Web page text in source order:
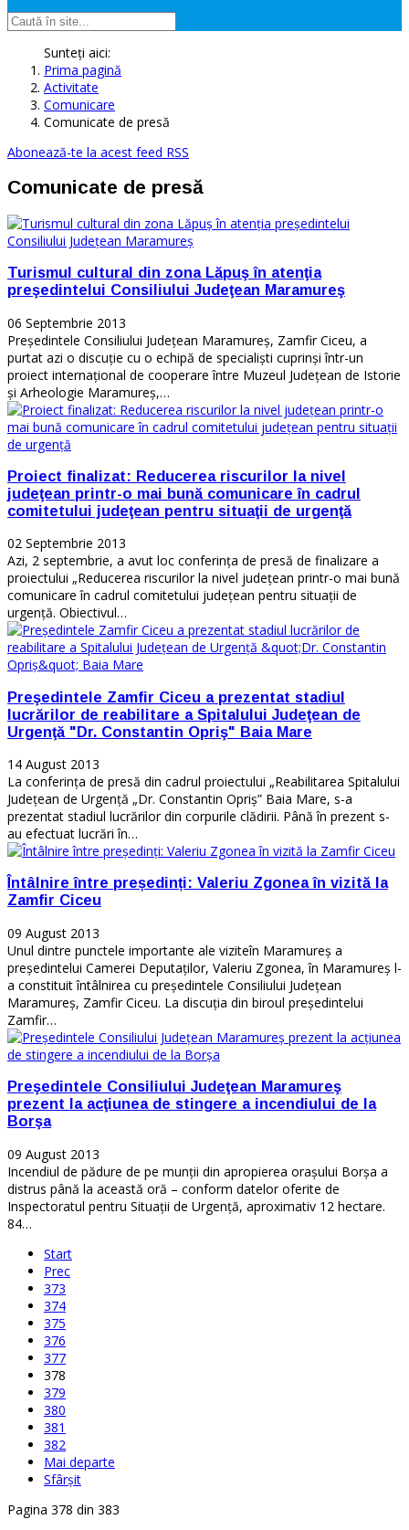
Sunteți aici:
Prima pagină
Activitate
Comunicare
Comunicate de presă
Abonează-te la acest feed RSS
Comunicate de presă
Turismul cultural din zona Lăpuş în atenţia
preşedintelui Consiliului Judeţean Maramureş
06 Septembrie 2013
Preşedintele Consiliului Judeţean Maramureş, Zamfir Ciceu, a
purtat azi o discuţie cu o echipă de specialişti cuprinşi într-un
proiect internaţional de cooperare între Muzeul Judeţean de Istorie
şi Arheologie Maramureş,…
Proiect finalizat: Reducerea riscurilor la nivel
judeţean printr-o mai bună comunicare în cadrul
comitetului judeţean pentru situaţii de urgenţă
02 Septembrie 2013
Azi, 2 septembrie, a avut loc conferinţa de presă de finalizare a
proiectului „Reducerea riscurilor la nivel judeţean printr-o mai bună
comunicare în cadrul comitetului judeţean pentru situaţii de
urgenţă. Obiectivul…
Preşedintele Zamfir Ciceu a prezentat stadiul
lucrărilor de reabilitare a Spitalului Judeţean de
Urgenţă "Dr. Constantin Opriş" Baia Mare
14 August 2013
La conferinţa de presă din cadrul proiectului „Reabilitarea Spitalului
Judeţean de Urgenţă „Dr. Constantin Opriş” Baia Mare, s-a
prezentat stadiul lucrărilor din corpurile clădirii. Până în prezent s-
au efectuat lucrări în…
Întâlnire între președinți: Valeriu Zgonea în vizită la
Zamfir Ciceu
09 August 2013
Unul dintre punctele importante ale viziteîn Maramureș a
președintelui Camerei Deputaților, Valeriu Zgonea, în Maramureș l-
a constituit întâlnirea cu președintele Consiliului Județean
Maramureș, Zamfir Ciceu. La discuția din biroul președintelui
Zamfir…
Preşedintele Consiliului Judeţean Maramureş
prezent la acţiunea de stingere a incendiului de la
Borşa
09 August 2013
Incendiul de pădure de pe munţii din apropierea oraşului Borşa a
distrus până la această oră – conform datelor oferite de
Inspectoratul pentru Situaţii de Urgenţă, aproximativ 12 hectare.
84…
Start
Prec
373
374
375
376
377
378
379
380
381
382
Mai departe
Sfârșit
Pagina 378 din 383